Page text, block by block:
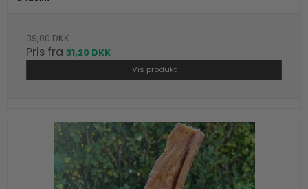
39,00 DKK
Pris fra 31,20 DKK
Vis produkt